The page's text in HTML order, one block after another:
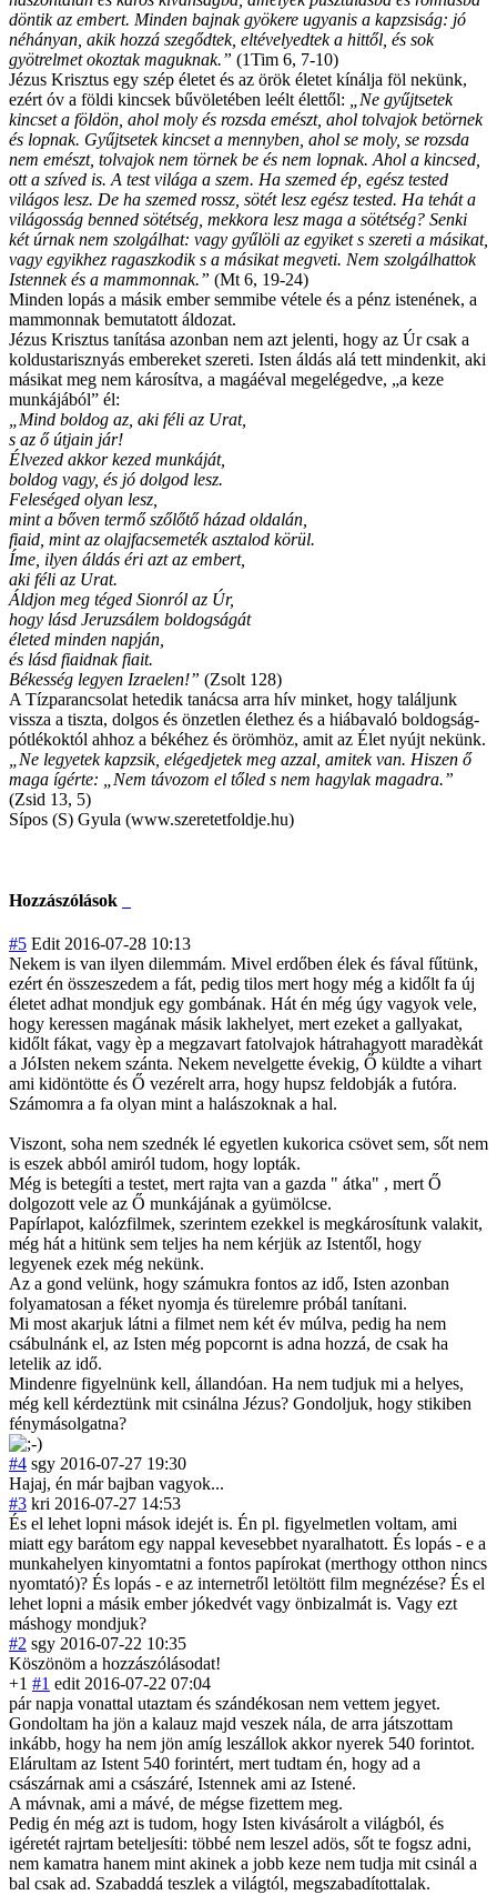
döntik az embert. Minden bajnak gyökere ugyanis a kapzsiság: jó
néhányan, akik hozzá szegődtek, eltévelyedtek a hittől, és sok
gyötrelmet okoztak maguknak.” (1Tim 6, 7-10)
Jézus Krisztus egy szép életet és az örök életet kínálja föl nekünk,
ezért óv a földi kincsek bűvöletében leélt élettől:
Ne gyűjtsetek
kincset a földön, ahol moly és rozsda emészt, ahol tolvajok betörnek
és lopnak. Gyűjtsetek kincset a mennyben, ahol se moly, se rozsda
nem emészt, tolvajok nem törnek be és nem lopnak. Ahol a kincsed,
ott a szíved is. A test világa a szem. Ha szemed ép, egész tested
világos lesz. De ha szemed rossz, sötét lesz egész tested. Ha tehát a
világosság benned sötétség, mekkora lesz maga a sötétség? Senki
két úrnak nem szolgálhat: vagy gyűlöli az egyiket s szereti a másikat,
vagy egyikhez ragaszkodik s a másikat megveti. Nem szolgálhattok
Istennek és a mammonnak.” (Mt 6, 19-24)
Minden lopás a másik ember semmibe vétele és a pénz istenének, a
mammonnak bemutatott áldozat.
Jézus Krisztus tanítása azonban nem azt jelenti, hogy az Úr csak a
koldustarisznyás embereket szereti. Isten áldás alá tett mindenkit, aki
másikat meg nem károsítva, a magáéval megelégedve, „a keze
munkájából” él:
Mind boldog az, aki féli az Urat,
s az ő útjain jár!
Élvezed akkor kezed munkáját,
boldog vagy, és jó dolgod lesz.
Feleséged olyan lesz,
mint a bőven termő szőlőtő házad oldalán,
fiaid, mint az olajfacsemeték asztalod körül.
Íme, ilyen áldás éri azt az embert,
aki féli az Urat.
Áldjon meg téged Sionról az Úr,
hogy lásd Jeruzsálem boldogságát
életed minden napján,
és lásd fiaidnak fiait.
Békesség legyen Izraelen!” (Zsolt 128)
A Tízparancsolat hetedik tanácsa arra hív minket, hogy találjunk
vissza a tiszta, dolgos és önzetlen élethez és a hiábavaló boldogság-
pótlékoktól ahhoz a békéhez és örömhöz, amit az Élet nyújt nekünk.
Ne legyetek kapzsik, elégedjetek meg azzal, amitek van. Hiszen ő
maga ígérte: „Nem távozom el tőled s nem hagylak magadra.”
(Zsid 13, 5)
Sípos (S) Gyula (www.szeretetfoldje.hu)
Hozzászólások
#5 Edit 2016-07-28 10:13
Nekem is van ilyen dilemmám. Mivel erdőben élek és fával fűtünk,
ezért én összeszedem a fát, pedig tilos mert hogy még a kidőlt fa új
életet adhat mondjuk egy gombának. Hát én még úgy vagyok vele,
hogy keressen magának másik lakhelyet, mert ezeket a gallyakat,
kidőlt fákat, vagy èp a megzavart fatolvajok hátrahagyott maradèkát
a JóIsten nekem szánta. Nekem nevelgette évekig, Ő küldte a vihart
ami kidöntötte és Ő vezérelt arra, hogy hupsz feldobják a futóra.
Számomra a fa olyan mint a halászoknak a hal.
Viszont, soha nem szednék lé egyetlen kukorica csövet sem, sőt nem
is eszek abból amiról tudom, hogy lopták.
Még is betegíti a testet, mert rajta van a gazda " átka" , mert Ő
dolgozott vele az Ő munkájának a gyümölcse.
Papírlapot, kalózfilmek, szerintem ezekkel is megkárosítunk valakit,
még hát a hitünk sem teljes ha nem kérjük az Istentől, hogy
legyenek ezek még nekünk.
Az a gond velünk, hogy számukra fontos az idő, Isten azonban
folyamatosan a féket nyomja és türelemre próbál tanítani.
Mi most akarjuk látni a filmet nem két év múlva, pedig ha nem
csábulnánk el, az Isten még popcornt is adna hozzá, de csak ha
letelik az idő.
Mindenre figyelnünk kell, állandóan. Ha nem tudjuk mi a helyes,
még kell kérdeztünk mit csinálna Jézus? Gondoljuk, hogy stikiben
fénymásolgatna?
#4 sgy 2016-07-27 19:30
Hajaj, én már bajban vagyok...
#3 kri 2016-07-27 14:53
És el lehet lopni mások idejét is. Én pl. figyelmetlen voltam, ami
miatt egy barátom egy nappal kevesebbet nyaralhatott. És lopás - e a
munkahelyen kinyomtatni a fontos papírokat (merthogy otthon nincs
nyomtató)? És lopás - e az internetről letöltött film megnézése? És el
lehet lopni a másik ember jókedvét vagy önbizalmát is. Vagy ezt
máshogy mondjuk?
#2 sgy 2016-07-22 10:35
Köszönöm a hozzászólásodat!
+1 #1 edit 2016-07-22 07:04
pár napja vonattal utaztam és szándékosan nem vettem jegyet.
Gondoltam ha jön a kalauz majd veszek nála, de arra játszottam
inkább, hogy ha nem jön amíg leszállok akkor nyerek 540 forintot.
Elárultam az Istent 540 forintért, mert tudtam én, hogy ad a
császárnak ami a császáré, Istennek ami az Istené.
A mávnak, ami a mávé, de mégse fizettem meg.
Pedig én még azt is tudom, hogy Isten kivásárolt a világból, és
igéretét rajrtam beteljesíti: többé nem leszel adös, sőt te fogsz adni,
nem kamatra hanem mint akinek a jobb keze nem tudja mit csinál a
bal csak ad. Szabaddá teszlek a világtól, megszabadítottalak.